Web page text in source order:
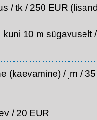
/ tk / 250 EUR
10 m sügavuselt
(kaevamine) / jm /
/ 20 EUR